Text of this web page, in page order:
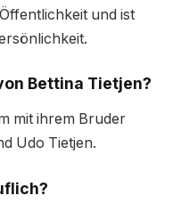
und ist
Bettina Tietjen?
mit ihrem Bruder
Udo Tietjen.